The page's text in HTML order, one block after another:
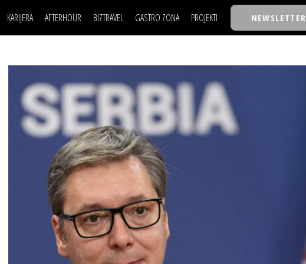
KARIJERA
MOJ UGAO
USAVRŠAVANJE
KNOW-HOW
AFTERHOUR
AUTO SVET
STIL
WELLBEING
BIZTRAVEL GASTRO ZONA PROJEKTI
30 ISPOD 30
BACK TO OFFICE/SCHOOL
BIZBENDOVI
NEWSLETTER
POSAO
MOJ UGAO
USAVRŠAVANJE
KNOW-HOW
FILM I SCENA
AUTO SVET
STIL
WELLBEING
NAJKOLEGA
30 ISPOD 30
BACK TO OFFICE/SCHOOL
BIZBENDOVI
BIZKOLEGIJUM